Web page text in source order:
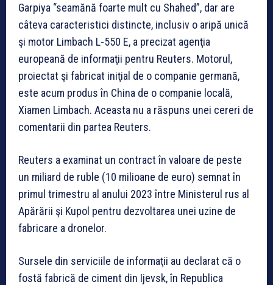
Garpiya “seamănă foarte mult cu Shahed”, dar are
câteva caracteristici distincte, inclusiv o aripă unică
şi motor Limbach L-550 E, a precizat agenţia
europeană de informaţii pentru Reuters. Motorul,
proiectat şi fabricat iniţial de o companie germană,
este acum produs în China de o companie locală,
Xiamen Limbach. Aceasta nu a răspuns unei cereri de
comentarii din partea Reuters.
Reuters a examinat un contract în valoare de peste
un miliard de ruble (10 milioane de euro) semnat în
primul trimestru al anului 2023 între Ministerul rus al
Apărării şi Kupol pentru dezvoltarea unei uzine de
fabricare a dronelor.
Sursele din serviciile de informaţii au declarat că o
fostă fabrică de ciment din Ijevsk, în Republica